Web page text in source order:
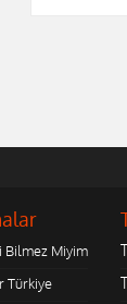
Bilmez Miyim
Türkiye